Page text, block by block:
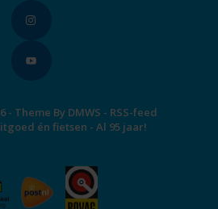
- Theme By DMWS - RSS-feed
én fietsen - Al 95 jaar!